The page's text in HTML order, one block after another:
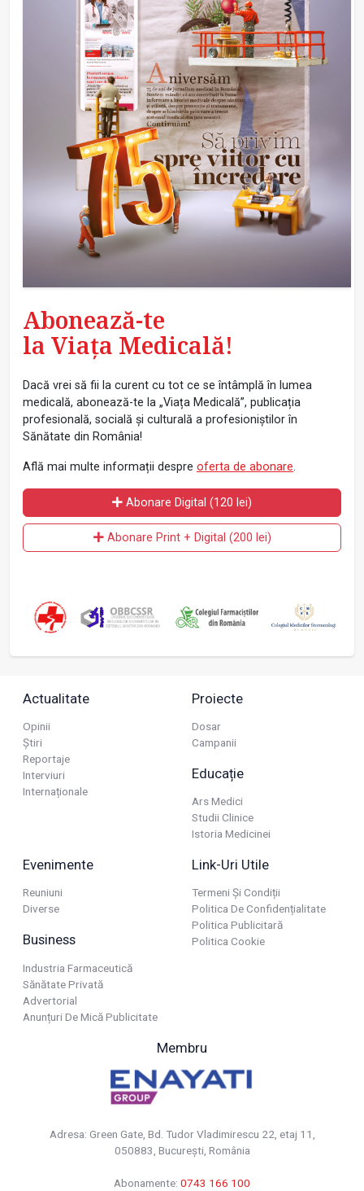
Abonează-te
la Viața Medicală!
Dacă vrei să fii la curent cu tot ce se întâmplă în lumea
medicală, abonează-te la „Viața Medicală”, publicația
profesională, socială și culturală a profesioniștilor în
Sănătate din România!
Află mai multe informații despre oferta de abonare.
Abonare Digital (120 lei)
Abonare Print + Digital (200 lei)
Actualitate
Opinii
Știri
Reportaje
Interviuri
Internaționale
Proiecte
Dosar
Campanii
Educație
Ars Medici
Studii Clinice
Istoria Medicinei
Evenimente
Reuniuni
Diverse
Business
Industria Farmaceutică
Sănătate Privată
Advertorial
Anunțuri De Mică Publicitate
Link-Uri Utile
Termeni Și Condiții
Politica De Confidențialitate
Politica Publicitară
Politica Cookie
Membru
Adresa: Green Gate, Bd. Tudor Vladimirescu 22, etaj 11,
050883, Bucureşti, România
Abonamente: 0743 166 100